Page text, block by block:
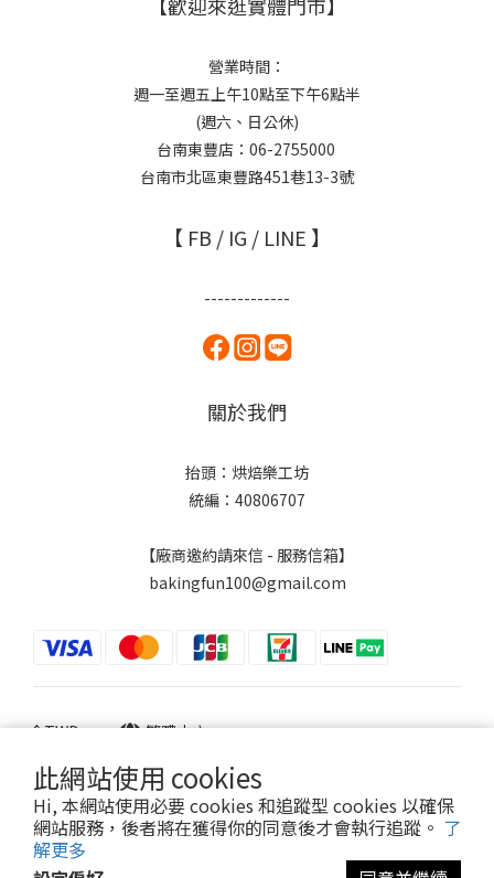
此網站使用 cookies
Hi, 本網站使用必要 cookies 和追蹤型 cookies 以確保
網站服務，後者將在獲得你的同意後才會執行追蹤。 了
解更多
【歡迎來逛實體門市】
營業時間：
週一至週五上午10點至下午6點半
(週六、日公休)
台南東豐店：06-2755000
台南市北區東豐路451巷13-3號
【 FB / IG / LINE 】
-------------
關於我們
抬頭：烘焙樂工坊
統編：40806707
【廠商邀約請來信 - 服務信箱】
bakingfun100@gmail.com
$TWD 繁體中文